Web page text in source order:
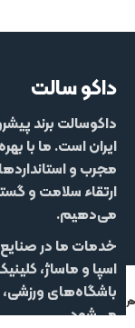
داکو سالت
داکوسالت برند
ایران است. ما با
مجرب و
ارتقاء سلامت و
می‌دهیم.
خدمات ما در
اسپا و ماساژ،
باشگاه‌های
می‌شود.
واتساپ
تلفنی